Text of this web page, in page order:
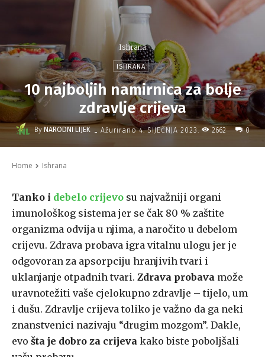
Ishrana
ISHRANA
10 najboljih namirnica za bolje
zdravlje crijeva
By NARODNI LIJEK - Ažurirano 4. SIJEČNJA 2023. 2662 0
Home Ishrana
Tanko i debelo crijevo su najvažniji organi
imunološkog sistema jer se čak 80 % zaštite
organizma odvija u njima, a naročito u debelom
crijevu. Zdrava probava igra vitalnu ulogu jer je
odgovoran za apsorpciju hranjivih tvari i
uklanjanje otpadnih tvari. Zdrava probava može
uravnotežiti vaše cjelokupno zdravlje – tijelo, um
i dušu. Zdravlje crijeva toliko je važno da ga neki
znanstvenici nazivaju “drugim mozgom”. Dakle,
evo šta je dobro za crijeva kako biste poboljšali